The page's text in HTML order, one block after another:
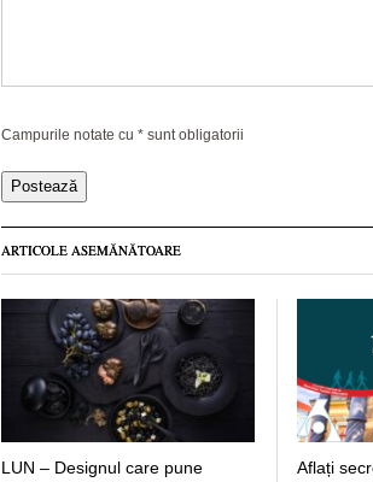
Campurile notate cu * sunt obligatorii
ARTICOLE ASEMĂNĂTOARE
LUN – Designul care pune
Aflați